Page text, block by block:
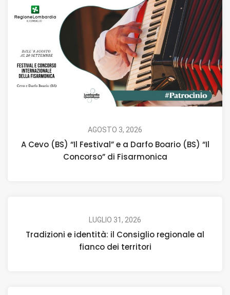
AGOSTO 3, 2026
A Cevo (BS) “Il Festival” e a Darfo Boario (BS) “Il
Concorso” di Fisarmonica
LUGLIO 31, 2026
Tradizioni e identità: il Consiglio regionale al
fianco dei territori